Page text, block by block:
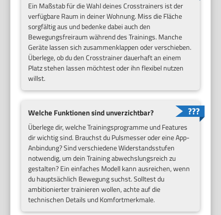
Ein Maßstab für die Wahl deines Crosstrainers ist der
verfügbare Raum in deiner Wohnung. Miss die Fläche
sorgfältig aus und bedenke dabei auch den
Bewegungsfreiraum während des Trainings. Manche
Geräte lassen sich zusammenklappen oder verschieben.
Überlege, ob du den Crosstrainer dauerhaft an einem
Platz stehen lassen möchtest oder ihn flexibel nutzen
willst.
Welche Funktionen sind unverzichtbar?
Überlege dir, welche Trainingsprogramme und Features
dir wichtig sind. Brauchst du Pulsmesser oder eine App-
Anbindung? Sind verschiedene Widerstandsstufen
notwendig, um dein Training abwechslungsreich zu
gestalten? Ein einfaches Modell kann ausreichen, wenn
du hauptsächlich Bewegung suchst. Solltest du
ambitionierter trainieren wollen, achte auf die
technischen Details und Komfortmerkmale.